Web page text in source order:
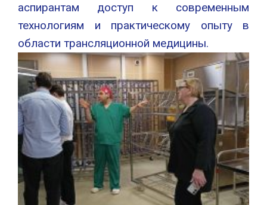
аспирантам доступ к современным
технологиям и практическому опыту в
области трансляционной медицины.